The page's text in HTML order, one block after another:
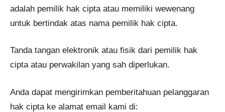
adalah pemilik hak cipta atau memiliki wewenang
untuk bertindak atas nama pemilik hak cipta.
Tanda tangan elektronik atau fisik dari pemilik hak
cipta atau perwakilan yang sah diperlukan.
Anda dapat mengirimkan pemberitahuan pelanggaran
hak cipta ke alamat email kami di: